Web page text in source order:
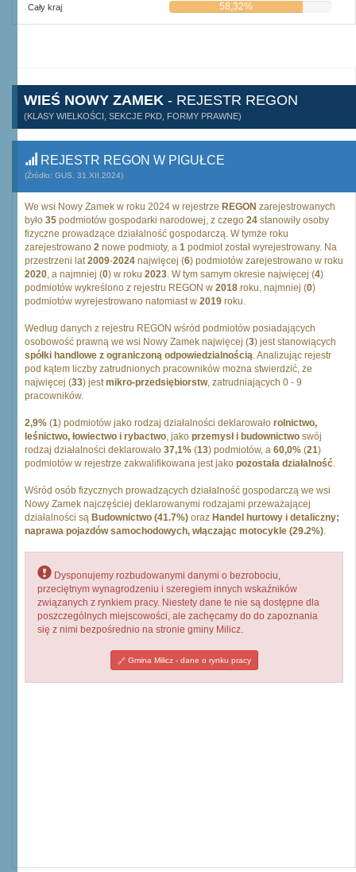
Cały kraj 58,32%
WIEŚ NOWY ZAMEK - REJESTR REGON
(KLASY WIELKOŚCI, SEKCJE PKD, FORMY PRAWNE)
REJESTR REGON W PIGUŁCE
(Źródło: GUS, 31.XII.2024)
We wsi Nowy Zamek w roku 2024 w rejestrze REGON zarejestrowanych
było 35 podmiotów gospodarki narodowej, z czego 24 stanowiły osoby
fizyczne prowadzące działalność gospodarczą. W tymże roku
zarejestrowano 2 nowe podmioty, a 1 podmiot został wyrejestrowany. Na
przestrzeni lat2009-2024 najwięcej (6) podmiotów zarejestrowano w roku
2020, a najmniej (0) w roku 2023. W tym samym okresie najwięcej (4)
podmiotów wykreślono z rejestru REGON w 2018 roku, najmniej (0)
podmiotów wyrejestrowano natomiast w 2019 roku.
Według danych z rejestru REGON wśród podmiotów posiadających
osobowość prawną we wsi Nowy Zamek najwięcej (3) jest stanowiących
spółki handlowe z ograniczoną odpowiedzialnością. Analizując rejestr
pod kątem liczby zatrudnionych pracowników można stwierdzić, że
najwięcej (33) jestmikro-przedsiębiorstw, zatrudniających 0 - 9
pracowników.
2,9% (1) podmiotów jako rodzaj działalności deklarowało rolnictwo,
leśnictwo, łowiectwo i rybactwo, jako przemysł i budownictwo swój
rodzaj działalności deklarowało 37,1% (13) podmiotów, a 60,0% (21)
podmiotów w rejestrze zakwalifikowana jest jako pozostała działalność.
Wśród osób fizycznych prowadzących działalność gospodarczą we wsi
Nowy Zamek najczęściej deklarowanymi rodzajami przeważającej
działalności są Budownictwo (41.7%) oraz Handel hurtowy i detaliczny;
naprawa pojazdów samochodowych, włączając motocykle (29.2%).
Dysponujemy rozbudowanymi danymi o bezrobociu,
przeciętnym wynagrodzeniu i szeregiem innych wskaźników
związanych z rynkiem pracy. Niestety dane te nie są dostępne dla
poszczególnych miejscowości, ale zachęcamy do do zapoznania
się z nimi bezpośrednio na stronie gminy Milicz.
Gmina Milicz - dane o rynku pracy